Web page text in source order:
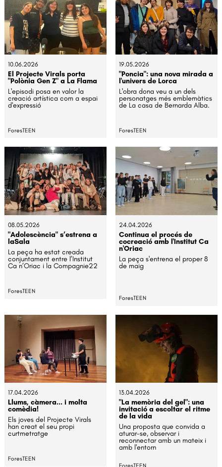
10.06.2026
El Projecte Virals porta
"Polònia Gen Z" a La Flama
L'episodi posa en valor la
creació artística com a espai
d'expressió
ForesTEEN
19.05.2026
"Poncia": una nova mirada a
l'univers de Lorca
L'obra dona veu a un dels
personatges més emblemàtics
de La casa de Bernarda Alba.
ForesTEEN
08.05.2026
"Adolescència" s’estrena a
laSala
La peça ha estat creada
conjuntament entre l’Institut
Ca n’Oriac i la Compagnie22
ForesTEEN
24.04.2026
Continua el procés de
cocreació amb l'Institut Ca
n'Oriac
La peça s'entrena el proper 8
de maig
ForesTEEN
17.04.2026
Llums, càmera... i molta
comèdia!
Els joves del Projecte Virals
han creat el seu propi
curtmetratge
ForesTEEN
13.04.2026
"La memòria del gel": una
invitació a escoltar el ritme
de la vida
Una proposta que convida a
aturar-se, observar i
reconnectar amb un mateix i
amb l'entorn